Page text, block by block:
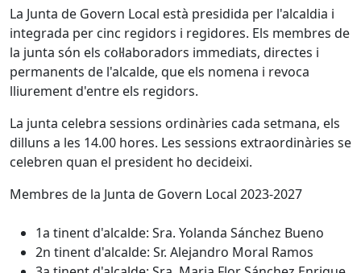
La Junta de Govern Local està presidida per l'alcaldia i
integrada per cinc regidors i regidores. Els membres de
la junta són els col·laboradors immediats, directes i
permanents de l'alcalde, que els nomena i revoca
lliurement d'entre els regidors.
La junta celebra sessions ordinàries cada setmana, els
dilluns a les 14.00 hores. Les sessions extraordinàries se
celebren quan el president ho decideixi.
Membres de la Junta de Govern Local 2023-2027
1a tinent d'alcalde: Sra. Yolanda Sánchez Bueno
2n tinent d'alcalde: Sr. Alejandro Moral Ramos